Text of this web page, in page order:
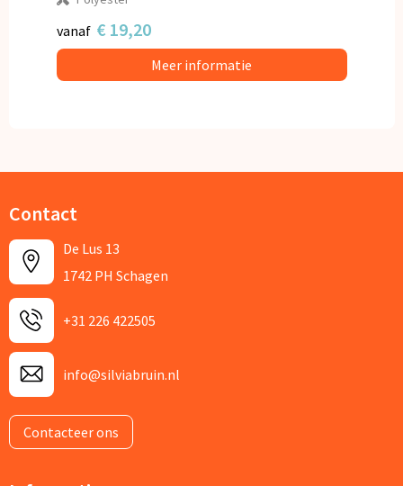
vanaf € 19,20
Meer informatie
Contact
De Lus 13
1742 PH Schagen
+31 226 422505
info@silviabruin.nl
Contacteer ons